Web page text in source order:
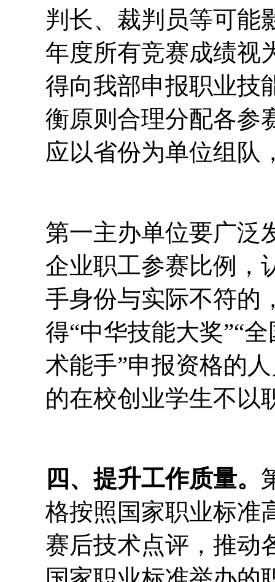
判长、裁判员等可能
年度所有竞赛成绩视
得向我部申报职业技
衡原则合理分配各参
应以省份为单位组队
第一主办单位要广泛
企业职工参赛比例，
手身份与实际不符的
得“中华技能大奖”“
术能手”申报资格的
的在校创业学生不以
四、提升工作质量。
格按照国家职业标准
赛后技术点评，推动